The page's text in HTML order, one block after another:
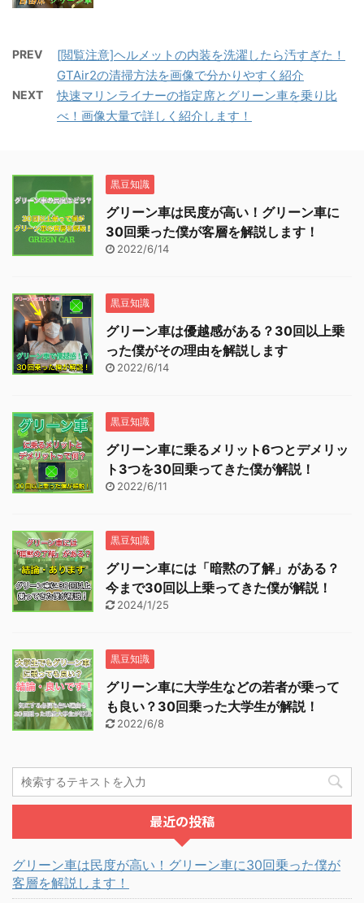
PREV
[閲覧注意]ヘルメットの内装を洗濯したら汚すぎた！
GTAir2の清掃方法を画像で分かりやすく紹介
NEXT
快速マリンライナーの指定席とグリーン車を乗り比
べ！画像大量で詳しく紹介します！
黒豆知識
グリーン車は民度が高い！グリーン車に
30回乗った僕が客層を解説します！
2022/6/14
黒豆知識
グリーン車は優越感がある？30回以上乗
った僕がその理由を解説します
2022/6/14
黒豆知識
グリーン車に乗るメリット6つとデメリッ
ト3つを30回乗ってきた僕が解説！
2022/6/11
黒豆知識
グリーン車には「暗黙の了解」がある？
今まで30回以上乗ってきた僕が解説！
2024/1/25
黒豆知識
グリーン車に大学生などの若者が乗って
も良い？30回乗った大学生が解説！
2022/6/8
最近の投稿
グリーン車は民度が高い！グリーン車に30回乗った僕が
客層を解説します！